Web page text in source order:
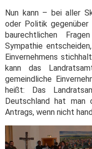
Nun kann – bei aller
oder Politik
baurechtlichen
Sympathie
Einvernehmens
kann das
gemeindliche
heißt: Das
Deutschland hat man
Antrags, wenn nicht